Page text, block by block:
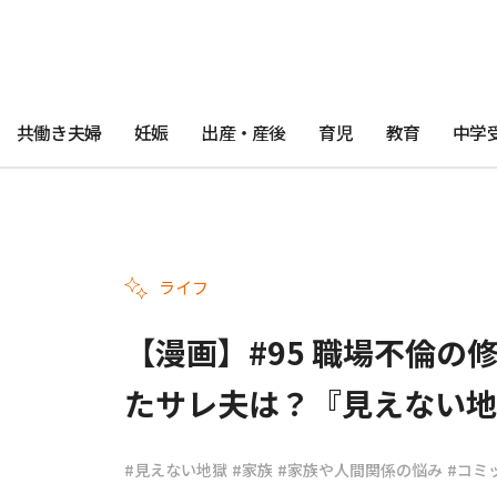
共働き夫婦 妊娠 出産・産後 育児 教育 中学
ライフ
【漫画】#95 職場不倫の
たサレ夫は？『見えない
#見えない地獄 #家族 #家族や人間関係の悩み #コミ